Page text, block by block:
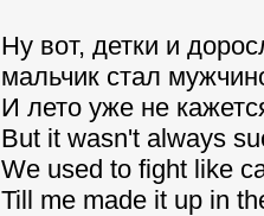
Ну вот, детки и
мальчик стал
И лето уже не
But it wasn't always
We used to fight like
Till me made it up in